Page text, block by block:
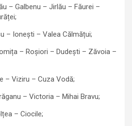
– Galbenu – Jirlău – Făurei –
– Ionești – Valea Călmățui;
– Roșiori – Dudești – Zăvoia –
– Viziru – Cuza Vodă;
– Victoria – Mihai Bravu;
– Ciocile;